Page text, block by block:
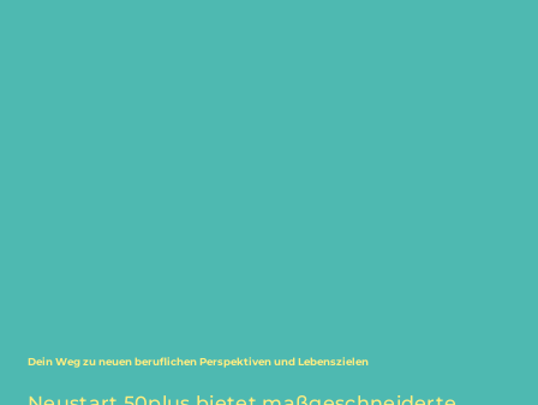
Dein Weg zu neuen beruflichen Perspektiven und Lebenszielen